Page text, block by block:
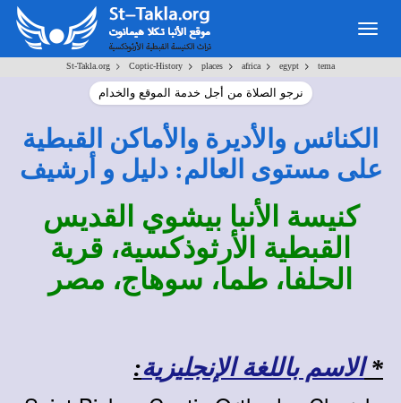
St-Takla.org > Coptic-History > places > africa > egypt > tema
نرجو الصلاة من أجل خدمة الموقع والخدام
الكنائس والأديرة والأماكن القبطية
على مستوى العالم: دليل و أرشيف
كنيسة الأنبا بيشوي القديس
القبطية الأرثوذكسية، قرية
الحلفا، طما، سوهاج، مصر
*الاسم باللغة الإنجليزية: